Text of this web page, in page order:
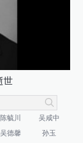
世
陈毓川
吴咸中
吴德馨 孙玉